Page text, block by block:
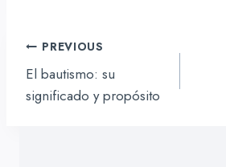
Navegación
de
entradas
PREVIOUS
El bautismo: su
significado y propósito